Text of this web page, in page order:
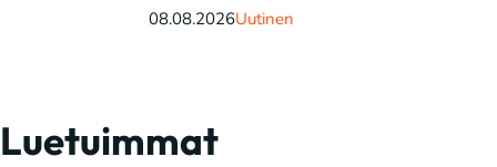
08.08.2026Uutinen
Luetuimmat